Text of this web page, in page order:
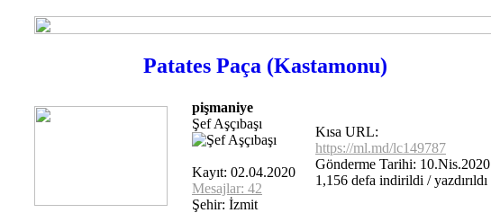
Patates Paça (Kastamonu)
pişmaniye
Şef Aşçıbaşı
Kayıt: 02.04.2020
Mesajlar: 42
Şehir: İzmit
Kısa URL:
https://ml.md/lc149787
Gönderme Tarihi: 10.Nis.2020
1,156 defa indirildi / yazdırıldı